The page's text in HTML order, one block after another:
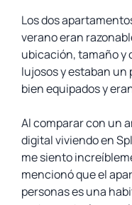
Los dos
verano eran
ubicación, tamaño y
lujosos y estaban un
bien equipados y
Al comparar con un
digital viviendo en
me siento
mencionó que el
personas es una